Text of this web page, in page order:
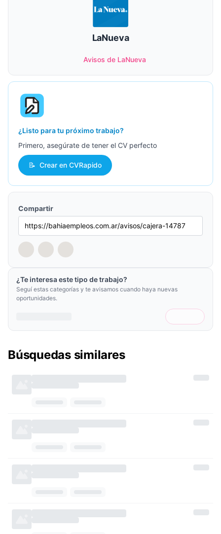
LaNueva
Avisos de LaNueva
¿Listo para tu próximo trabajo?
Primero, asegúrate de tener el CV perfecto
📝 Crear en CVRapido
Compartir
¿Te interesa este tipo de trabajo?
Seguí estas categorías y te avisamos cuando haya nuevas
oportunidades.
Búsquedas similares